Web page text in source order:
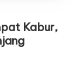
Kabur,